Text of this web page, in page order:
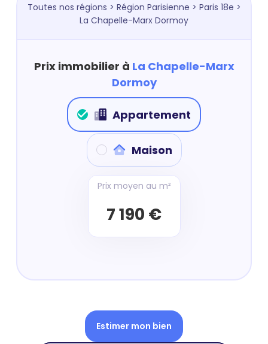
Toutes nos régions > Région Parisienne > Paris 18e >
La Chapelle-Marx Dormoy
Prix immobilier à La Chapelle-Marx
Dormoy
Appartement
Maison
Prix moyen au m²
7 190 €
Estimer mon bien